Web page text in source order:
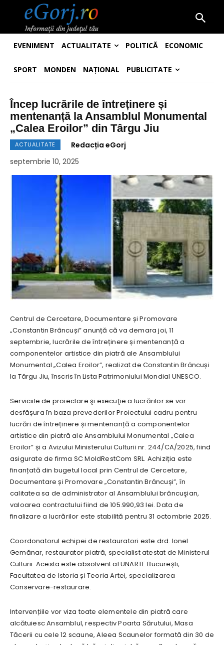
EVENIMENT ACTUALITATE POLITICĂ ECONOMIC
SPORT MONDEN NAȚIONAL PUBLICITATE
Încep lucrările de întreținere și
mentenanță la Ansamblul Monumental
„Calea Eroilor” din Târgu Jiu
ACTUALITATE
Redacția eGorj
septembrie 10, 2025
Centrul de Cercetare, Documentare și Promovare
„Constantin Brâncuși” anunță că va demara joi, 11
septembrie, lucrările de întreținere și mentenanță a
componentelor artistice din piatră ale Ansamblului
Monumental „Calea Eroilor”, realizat de Constantin Brâncuși
la Târgu Jiu, înscris în Lista Patrimoniului Mondial UNESCO.
Serviciile de proiectare şi execuţie a lucrărilor se vor
desfășura în baza prevederilor Proiectului cadru pentru
lucrări de întreținere și mentenanță a componentelor
artistice din piatră ale Ansamblului Monumental „Calea
Eroilor” și a Avizului Ministerului Culturii nr. 244/CA/2025, fiind
asigurate de firma SC MoldRestCom SRL. Achiziția este
finanțată din bugetul local prin Centrul de Cercetare,
Documentare și Promovare „Constantin Brâncuși”, în
calitatea sa de administrator al Ansamblului brâncuşian,
valoarea contractului fiind de 105.990,93 lei. Data de
finalizare a lucrărilor este stabilită pentru 31 octombrie 2025.
Coordonatorul echipei de restauratori este drd. Ionel
Gemănar, restaurator piatră, specialist atestat de Ministerul
Culturii. Acesta este absolvent al UNARTE București,
Facultatea de Istoria și Teoria Artei, specializarea
Conservare-restaurare.
Intervențiile vor viza toate elementele din piatră care
alcătuiesc Ansamblul, respectiv Poarta Sărutului, Masa
Tăcerii cu cele 12 scaune, Aleea Scaunelor formată din 30 de